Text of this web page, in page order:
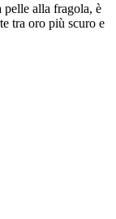
alla fragola, è
tra oro più scuro e